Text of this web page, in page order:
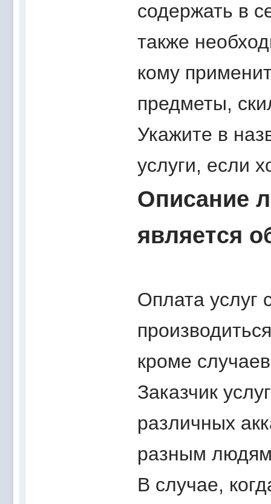
содержать в
также
кому
предметы,
Укажите в
услуги, если
Описание
является
Оплата услуг
кроме
Заказчик
различных
разным
В случае,